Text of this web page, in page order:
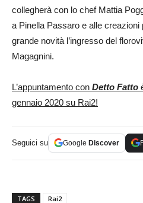
collegherà con lo chef Mattia
a Pinella Passaro e alle
grande novità l’ingresso del
Magagnini.
L’appuntamento con Detto Fatto
gennaio 2020 su Rai2!
Seguici su Google Discover
TAGS Rai2